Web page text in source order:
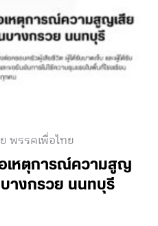
พรรคเพื่อไทย
เหตุการณ์ความสูญ
างกรวย นนทบุรี